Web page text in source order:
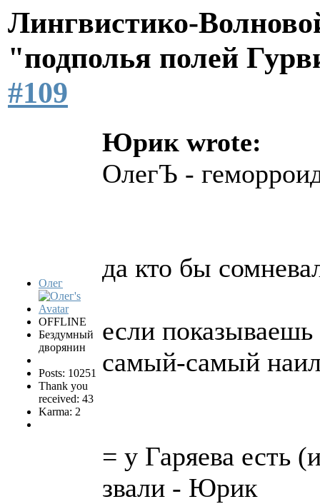
Лингвистико-
"подполья полей
#109
Олег
OFFLINE
Бездумный
дворянин
Posts: 10251
Thank you
received: 43
Karma: 2
Юрик wrote:
ОлегЪ -
да кто бы
если
самый-самый
= у Гаряева есть
звали - Юрик